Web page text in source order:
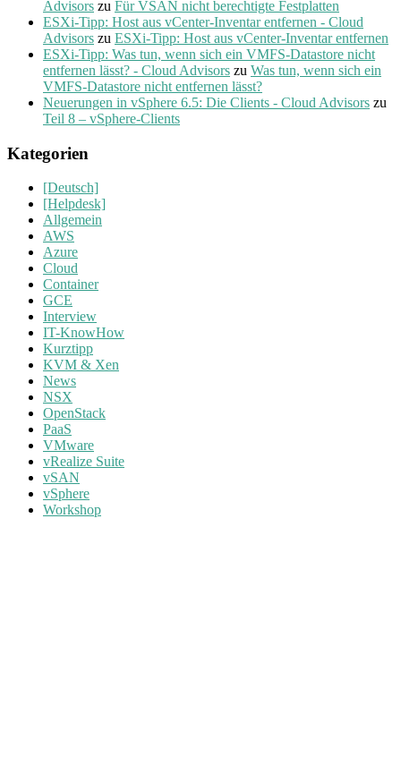
Advisors zu Für VSAN nicht berechtigte Festplatten
ESXi-Tipp: Host aus vCenter-Inventar entfernen - Cloud
Advisors zu ESXi-Tipp: Host aus vCenter-Inventar entfernen
ESXi-Tipp: Was tun, wenn sich ein VMFS-Datastore nicht
entfernen lässt? - Cloud Advisors zu Was tun, wenn sich ein
VMFS-Datastore nicht entfernen lässt?
Neuerungen in vSphere 6.5: Die Clients - Cloud Advisors zu
Teil 8 – vSphere-Clients
Kategorien
[Deutsch]
[Helpdesk]
Allgemein
AWS
Azure
Cloud
Container
GCE
Interview
IT-KnowHow
Kurztipp
KVM & Xen
News
NSX
OpenStack
PaaS
VMware
vRealize Suite
vSAN
vSphere
Workshop